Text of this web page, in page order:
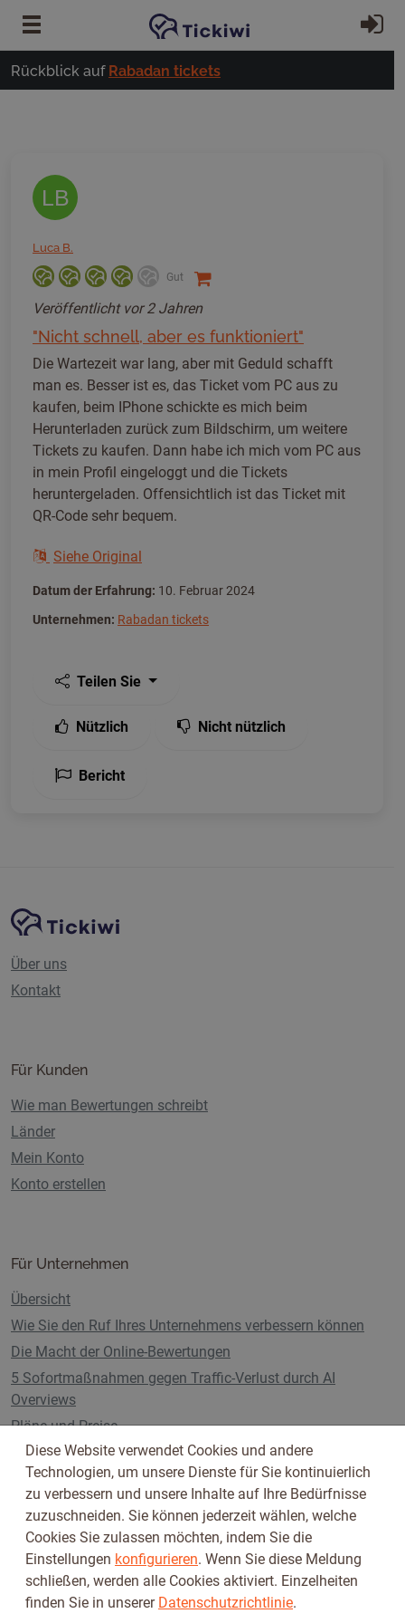
Zum Hauptinhalt springen
Rückblick auf Rabadan tickets
LB
Luca B.
Gut
Veröffentlicht vor 2 Jahren
"Nicht schnell, aber es funktioniert"
Die Wartezeit war lang, aber mit Geduld schafft
man es. Besser ist es, das Ticket vom PC aus zu
kaufen, beim IPhone schickte es mich beim
Herunterladen zurück zum Bildschirm, um weitere
Tickets zu kaufen. Dann habe ich mich vom PC aus
in mein Profil eingeloggt und die Tickets
heruntergeladen. Offensichtlich ist das Ticket mit
QR-Code sehr bequem.
Siehe Original
Datum der Erfahrung: 10. Februar 2024
Unternehmen: Rabadan tickets
Teilen Sie
Nützlich Nicht nützlich
Bericht
Website-Navigation
Tickiwi-Plattform
Über uns
Kontakt
Für Kunden
Wie man Bewertungen schreibt
Länder
Mein Konto
Konto erstellen
Für Unternehmen
Übersicht
Wie Sie den Ruf Ihres Unternehmens verbessern können
Die Macht der Online-Bewertungen
5 Sofortmaßnahmen gegen Traffic-Verlust durch AI
Overviews
Pläne und Preise
Folge uns auf
Diese Website verwendet Cookies und andere
Technologien, um unsere Dienste für Sie kontinuierlich
zu verbessern und unsere Inhalte auf Ihre Bedürfnisse
zuzuschneiden. Sie können jederzeit wählen, welche
Cookies Sie zulassen möchten, indem Sie die
Einstellungen konfigurieren. Wenn Sie diese Meldung
schließen, werden alle Cookies aktiviert. Einzelheiten
finden Sie in unserer Datenschutzrichtlinie.